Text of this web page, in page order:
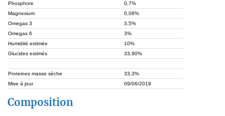
Phosphore
0,7%
Magnesium
0,08%
Omegas 3
3,5%
Omegas 6
3%
Humidité estimée
10%
Glucides estimés
33,90%
Proteines masse sèche
33,3%
Mise à jour
09/06/2019
Composition